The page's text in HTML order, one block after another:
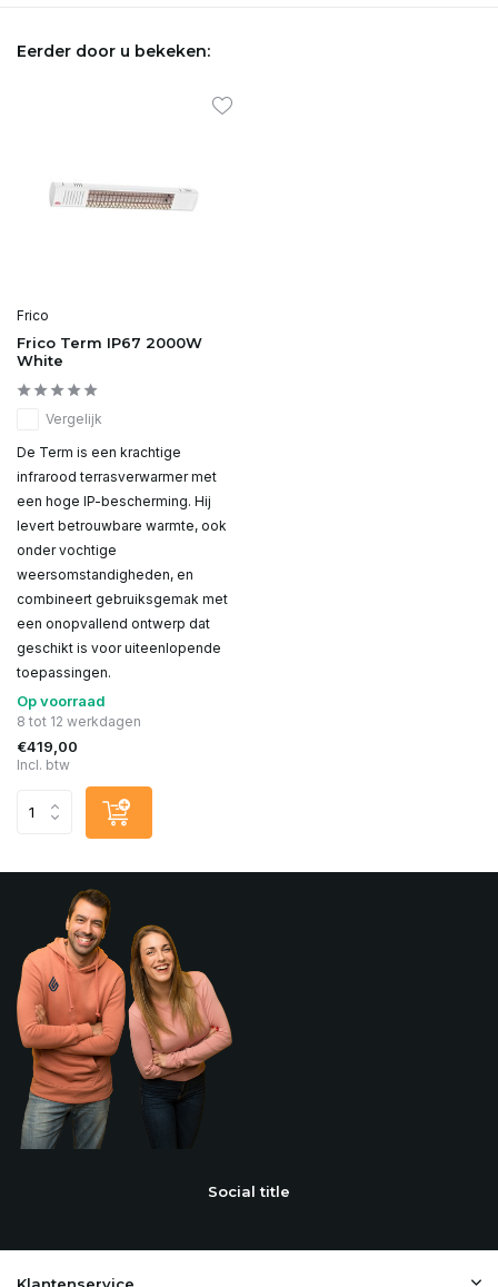
Eerder door u bekeken:
Frico
Frico Term IP67 2000W
White
Vergelijk
De Term is een krachtige
infrarood terrasverwarmer met
een hoge IP-bescherming. Hij
levert betrouwbare warmte, ook
onder vochtige
weersomstandigheden, en
combineert gebruiksgemak met
een onopvallend ontwerp dat
geschikt is voor uiteenlopende
toepassingen.
Op voorraad
8 tot 12 werkdagen
€419,00
Incl. btw
Social title